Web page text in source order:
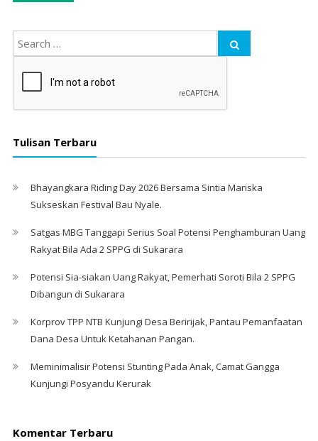
Tulisan Terbaru
Bhayangkara Riding Day 2026 Bersama Sintia Mariska
Sukseskan Festival Bau Nyale. ‎
Satgas MBG Tanggapi Serius Soal Potensi Penghamburan Uang
Rakyat Bila Ada 2 SPPG di Sukarara
Potensi Sia-siakan Uang Rakyat, Pemerhati Soroti Bila 2 SPPG
Dibangun di Sukarara
Korprov TPP NTB Kunjungi Desa Beririjak, Pantau Pemanfaatan
Dana Desa Untuk Ketahanan Pangan.
Meminimalisir Potensi Stunting Pada Anak, Camat Gangga
Kunjungi Posyandu Kerurak
Komentar Terbaru